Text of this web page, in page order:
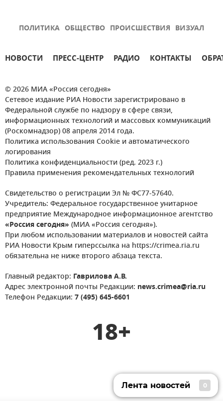
ПОЛИТИКА ОБЩЕСТВО ПРОИСШЕСТВИЯ ВИЗУАЛ
НОВОСТИ ПРЕСС-ЦЕНТР РАДИО КОНТАКТЫ
© 2026 МИА «Россия сегодня»
Сетевое издание РИА Новости зарегистрировано в
Федеральной службе по надзору в сфере связи,
информационных технологий и массовых коммуникаций
(Роскомнадзор) 08 апреля 2014 года.
Политика использования Cookie и автоматического
логирования
Политика конфиденциальности (ред. 2023 г.)
Правила применения рекомендательных технологий
Свидетельство о регистрации Эл № ФС77-57640.
Учредитель: Федеральное государственное унитарное
предприятие Международное информационное агентство
«Россия сегодня» (МИА «Россия сегодня»).
При любом использовании материалов и новостей сайта
РИА Новости Крым гиперссылка на https://crimea.ria.ru
обязательна не ниже второго абзаца текста.
Главный редактор: Гаврилова А.В.
Адрес электронной почты Редакции: news.crimea@ria.ru
Телефон Редакции: 7 (495) 645-6601
18+
Лента новостей 0